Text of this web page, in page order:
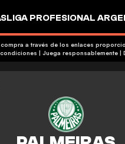
LIGA PROFESIONAL
a través de los enlaces
términos y condiciones | Juega responsablemente |